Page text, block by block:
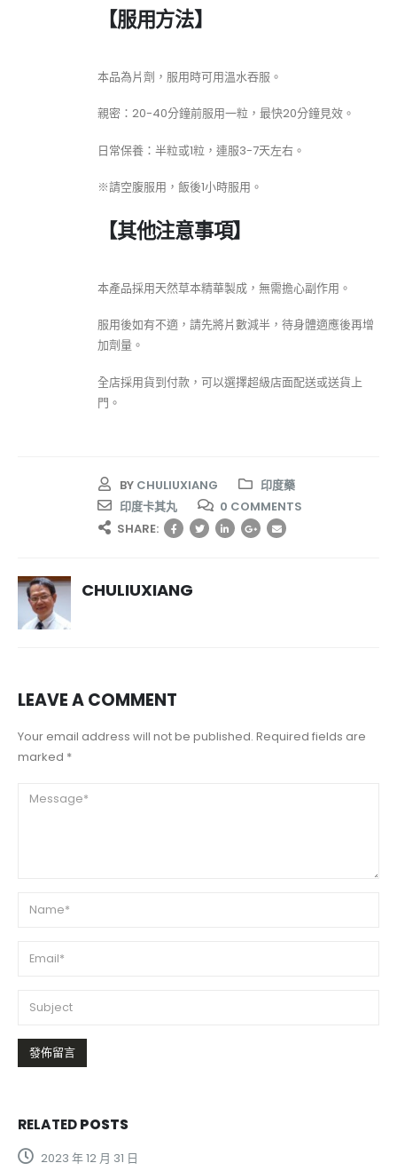
【服用方法】
本品為片劑，服用時可用溫水吞服。
親密：20-40分鐘前服用一粒，最快20分鐘見效。
日常保養：半粒或1粒，連服3-7天左右。
※請空腹服用，飯後1小時服用。
【其他注意事項】
本產品採用天然草本精華製成，無需擔心副作用。
服用後如有不適，請先將片數減半，待身體適應後再增
加劑量。
全店採用貨到付款，可以選擇超級店面配送或送貨上
門。
BY CHULIUXIANG
印度藥
印度卡其丸
0 COMMENTS
SHARE:
CHULIUXIANG
LEAVE A COMMENT
Your email address will not be published. Required fields are
marked *
RELATEDPOSTS
2024 年 7 月 29 日